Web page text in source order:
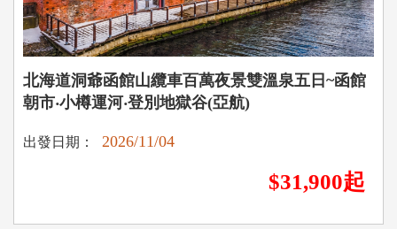
北海道洞爺函館山纜車百萬夜景雙溫泉五日~函館
朝市‧小樽運河‧登別地獄谷(亞航)
出發日期： 2026/11/04
$31,900起